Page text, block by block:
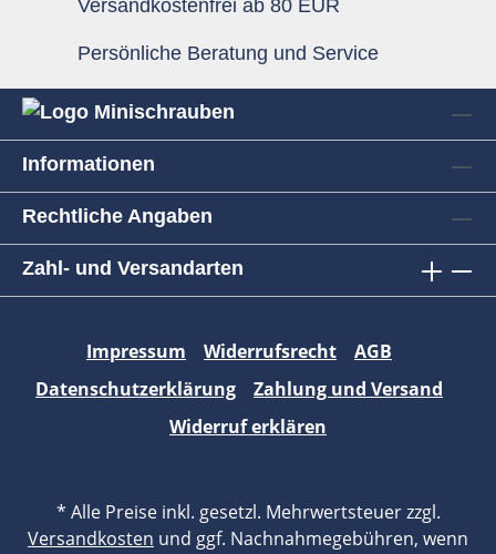
Versandkostenfrei ab 80 EUR
Persönliche Beratung und Service
Informationen
Rechtliche Angaben
Zahl- und Versandarten
Impressum Widerrufsrecht
AGB
Datenschutzerklärung
Zahlung und Versand
Widerruf erklären
* Alle Preise inkl. gesetzl. Mehrwertsteuer zzgl.
Versandkosten und ggf. Nachnahmegebühren, wenn